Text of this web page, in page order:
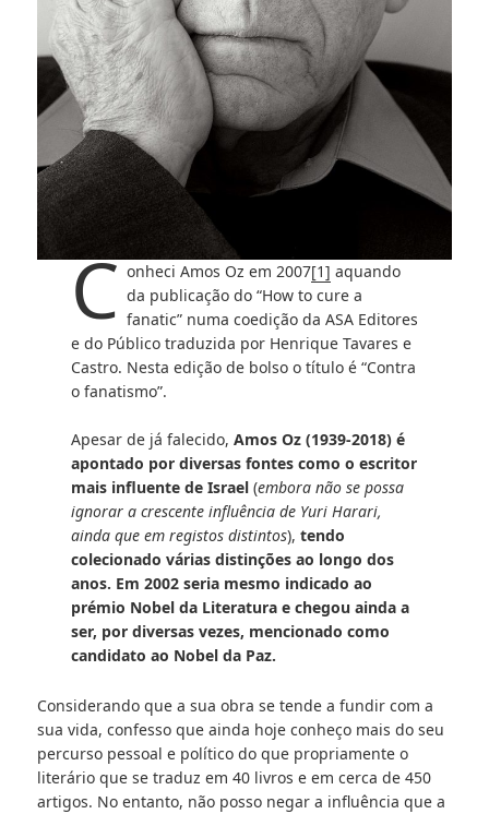
C onheci Amos Oz em 2007[1] aquando
da publicação do “How to cure a
fanatic” numa coedição da ASA Editores
e do Público traduzida por Henrique Tavares e
Castro. Nesta edição de bolso o título é “Contra
o fanatismo”.
Apesar de já falecido, Amos Oz (1939-2018) é
apontado por diversas fontes como o escritor
mais influente de Israel(embora não se possa
ignorar a crescente influência de Yuri Harari,
ainda que em registos distintos), tendo
colecionado várias distinções ao longo dos
anos. Em 2002 seria mesmo indicado ao
prémio Nobel da Literatura e chegou ainda a
ser, por diversas vezes, mencionado como
candidato ao Nobel da Paz.
Considerando que a sua obra se tende a fundir com a
sua vida, confesso que ainda hoje conheço mais do seu
percurso pessoal e político do que propriamente o
literário que se traduz em 40 livros e em cerca de 450
artigos. No entanto, não posso negar a influência que a